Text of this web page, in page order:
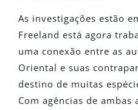
As investigações estão
Freeland está agora
uma conexão entre as
Oriental e suas
destino de muitas
Com agências de